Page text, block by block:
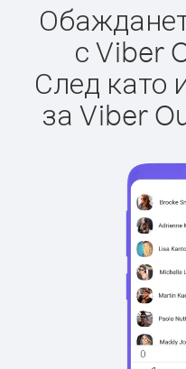
с Viber
След като
за Viber